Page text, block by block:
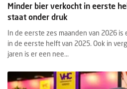
Minder bier verkocht in eerste
staat onder druk
In de eerste zes maanden van 2026
in de eerste helft van 2025. Ook in
jaren is er een nee...